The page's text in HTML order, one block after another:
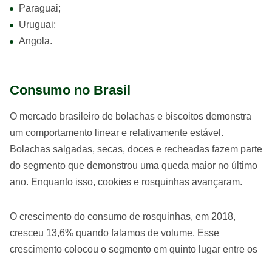
Paraguai;
Uruguai;
Angola.
Consumo no Brasil
O mercado brasileiro de bolachas e biscoitos demonstra
um comportamento linear e relativamente estável.
Bolachas salgadas, secas, doces e recheadas fazem parte
do segmento que demonstrou uma queda maior no último
ano. Enquanto isso, cookies e rosquinhas avançaram.
O crescimento do consumo de rosquinhas, em 2018,
cresceu 13,6% quando falamos de volume. Esse
crescimento colocou o segmento em quinto lugar entre os